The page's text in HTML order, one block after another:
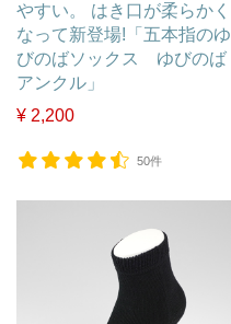
やすい。 はき口が柔らかく
なって新登場!「五本指のゆ
びのばソックス ゆびのば
アンクル」
¥ 2,200
50件